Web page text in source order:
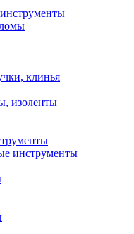
клинья
изоленты
инструменты